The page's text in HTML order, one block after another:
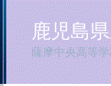
鹿児島
薩摩中央高等